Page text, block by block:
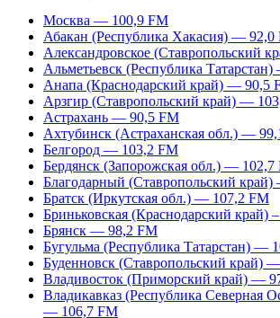
Москва — 100,9 FM
Абакан (Республика Хакасия) — 92,0
Александровское (Ставропольский
Альметьевск (Республика
Анапа (Краснодарский край) — 90,5
Арзгир (Ставропольский край) —
Астрахань — 90,5 FM
Ахтубинск (Астраханская обл.) —
Белгород — 103,2 FM
Бердянск (Запорожская обл.) — 102,7
Благодарный (Ставропольский
Братск (Иркутская обл.) — 107,2 FM
Бриньковская (Краснодарский край)
Брянск — 98,2 FM
Бугульма (Республика Татарстан) —
Буденновск (Ставропольский край)
Владивосток (Приморский край) —
Владикавказ (Республика Северная
— 106,7 FM